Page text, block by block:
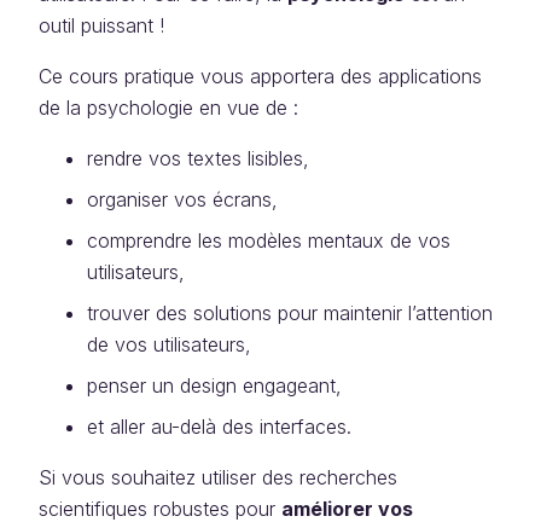
outil puissant !
Ce cours pratique vous apportera des applications
de la psychologie en vue de :
rendre vos textes lisibles,
organiser vos écrans,
comprendre les modèles mentaux de vos
utilisateurs,
trouver des solutions pour maintenir l’attention
de vos utilisateurs,
penser un design engageant,
et aller au-delà des interfaces.
Si vous souhaitez utiliser des recherches
scientifiques robustes pour améliorer vos